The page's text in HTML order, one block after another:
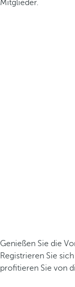
Mitglieder.
Genießen Sie die
Registrieren Sie
profitieren Sie von